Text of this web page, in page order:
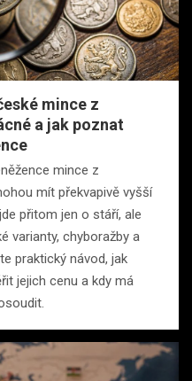
mince z
a jak poznat
mince z
mít překvapivě vyšší
přitom jen o stáří, ale
varianty, chyboražby a
praktický návod, jak
jejich cenu a kdy má